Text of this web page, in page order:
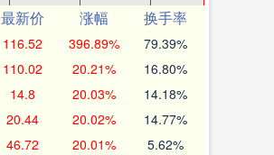
最新价 涨幅
换手率
116.52 396.89% 79.39%
110.02 20.21% 16.80%
14.8 20.03% 14.18%
20.44 20.02% 14.77%
46.72 20.01% 5.62%